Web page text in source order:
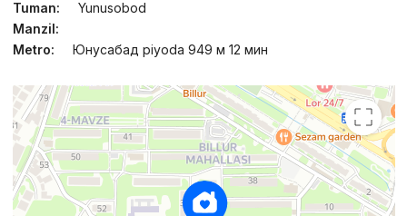
Tuman:
Yunusobod
Manzil:
Metro:
Юнусабад piyoda 949 м 12 мин